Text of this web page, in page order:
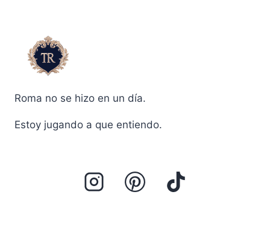
Roma no se hizo en un día.
Estoy jugando a que entiendo.